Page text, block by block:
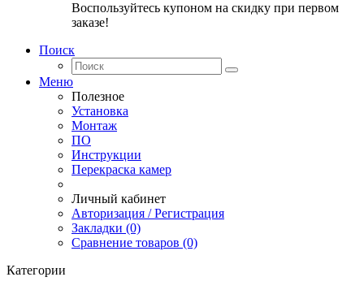
Воспользуйтесь купоном на скидку при первом
заказе!
Поиск
Меню
Полезное
Установка
Монтаж
ПО
Инструкции
Перекраска камер
Личный кабинет
Авторизация / Регистрация
Закладки (0)
Сравнение товаров (0)
Категории